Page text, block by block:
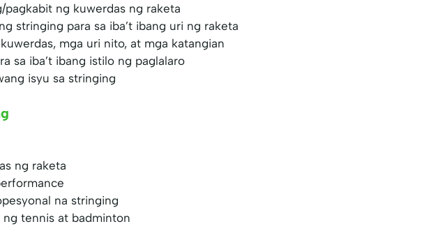
ng kuwerdas ng raketa
stringing para sa iba’t ibang uri ng raketa
mga uri nito, at mga katangian
sa iba’t ibang istilo ng paglalaro
isyu sa stringing
ng raketa
na stringing
tennis at badminton